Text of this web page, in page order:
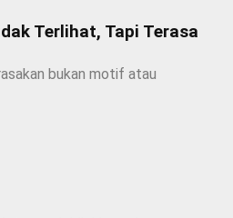
Terlihat, Tapi Terasa
bukan motif atau